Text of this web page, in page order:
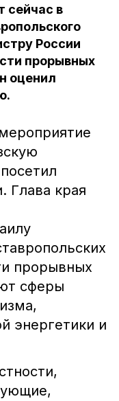
сейчас в
России
прорывных
оценил
Глава края
прорывных
сферы
энергетики и